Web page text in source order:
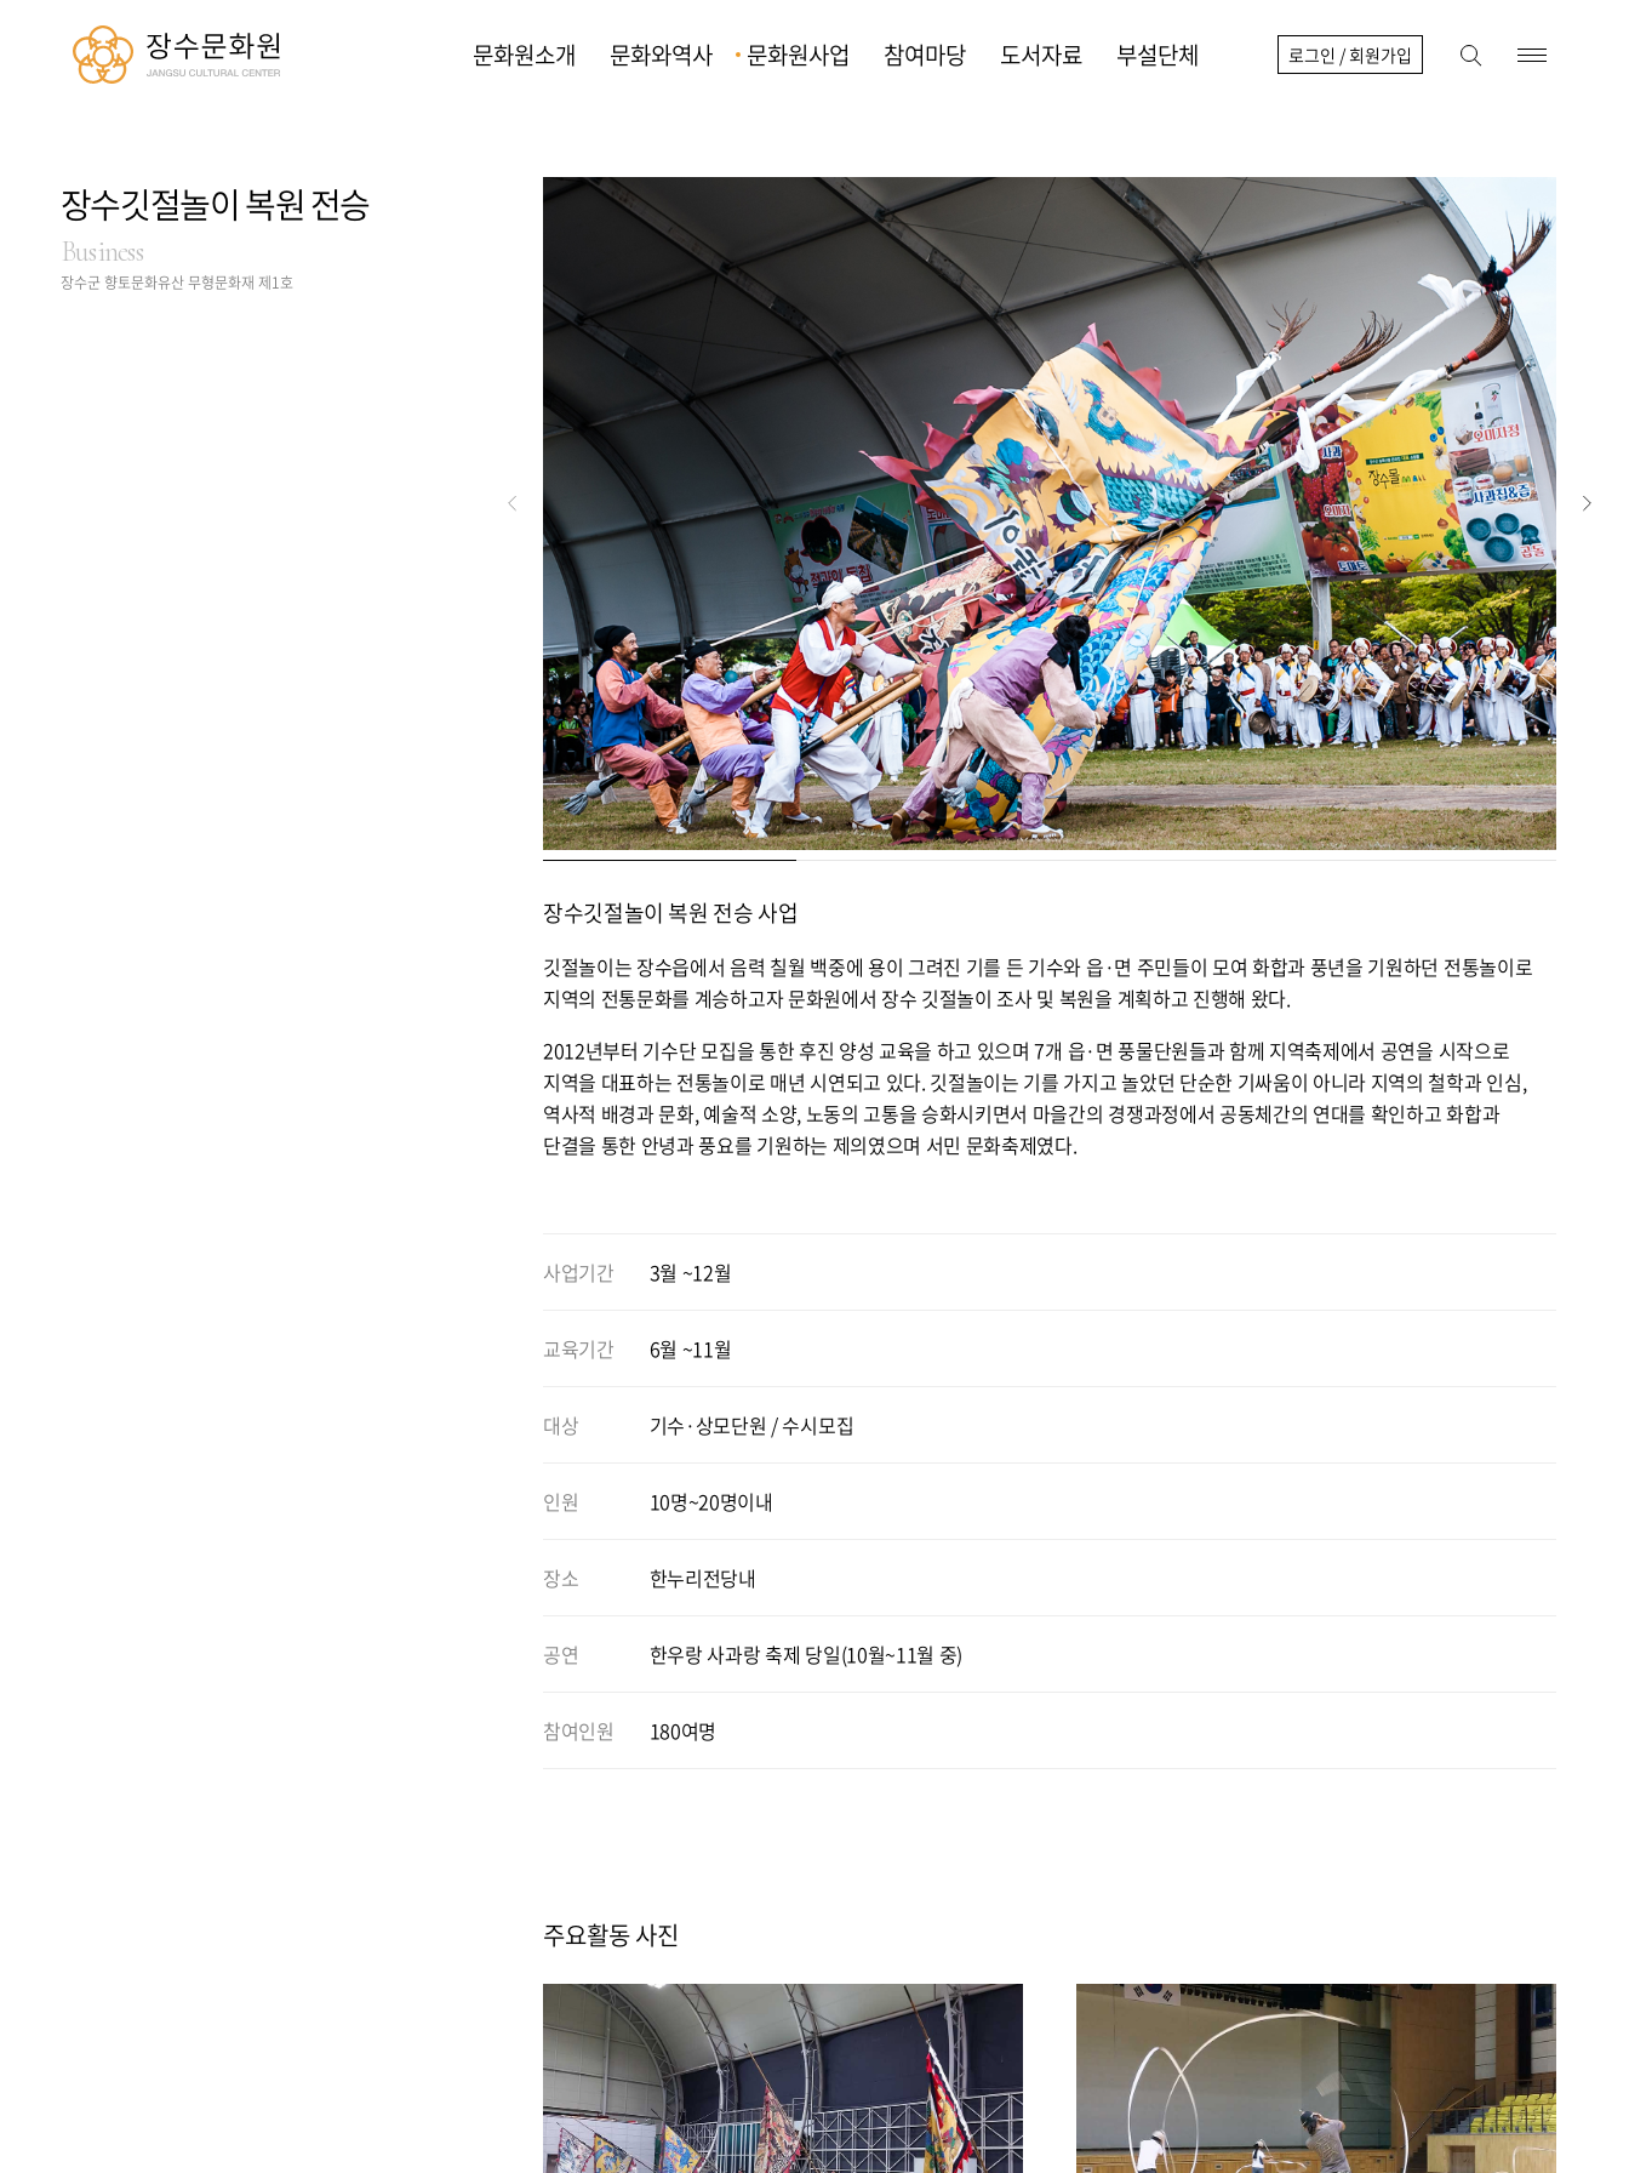
문화원소개 문화와역사 문화원사업 참여마당 도서자료 부설단체 로그인 /회원가입
장수깃절놀이 복원 전승
Business
장수군 향토문화유산 무형문화재 제1호
장수깃절놀이 복원 전승 사업
깃절놀이는 장수읍에서 음력 칠월 백중에 용이 그려진 기를 든 기수와 읍·면 주민들이 모여 화합과 풍년을 기원하던 전통놀이로
지역의 전통문화를 계승하고자 문화원에서 장수 깃절놀이 조사 및 복원을 계획하고 진행해 왔다.
2012년부터 기수단 모집을 통한 후진 양성 교육을 하고 있으며 7개 읍·면 풍물단원들과 함께 지역축제에서 공연을 시작으로
지역을 대표하는 전통놀이로 매년 시연되고 있다. 깃절놀이는 기를 가지고 놀았던 단순한 기싸움이 아니라 지역의 철학과 인심,
역사적 배경과 문화, 예술적 소양, 노동의 고통을 승화시키면서 마을간의 경쟁과정에서 공동체간의 연대를 확인하고 화합과
단결을 통한 안녕과 풍요를 기원하는 제의였으며 서민 문화축제였다.
사업기간 3월 ~12월
교육기간 6월 ~11월
대상 기수·상모단원 / 수시모집
인원 10명~20명이내
장소 한누리전당내
공연 한우랑 사과랑 축제 당일(10월~11월 중)
참여인원 180여명
주요활동 사진